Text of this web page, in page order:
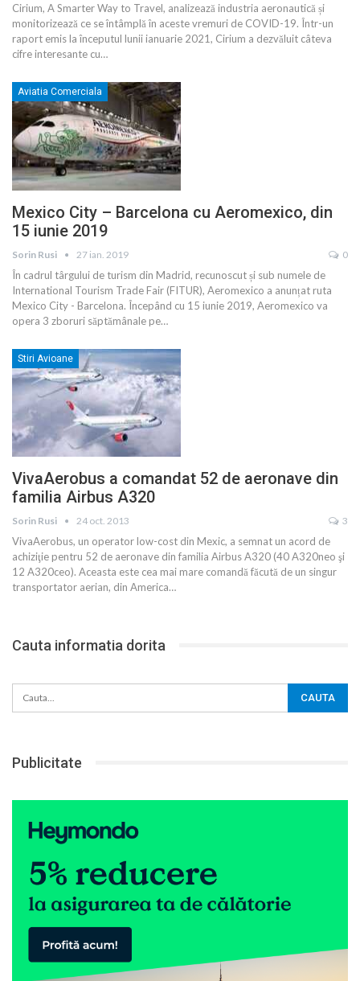
Cirium, A Smarter Way to Travel, analizează industria aeronautică și
monitorizează ce se întâmplă în aceste vremuri de COVID-19. Într-un
raport emis la începutul lunii ianuarie 2021, Cirium a dezvăluit câteva
cifre interesante cu…
Aviatia Comerciala
Mexico City – Barcelona cu Aeromexico, din
15 iunie 2019
Sorin Rusi 27 ian. 2019 0
În cadrul târgului de turism din Madrid, recunoscut și sub numele de
International Tourism Trade Fair (FITUR), Aeromexico a anunțat ruta
Mexico City - Barcelona. Începând cu 15 iunie 2019, Aeromexico va
opera 3 zboruri săptămânale pe…
Stiri Avioane
VivaAerobus a comandat 52 de aeronave din
familia Airbus A320
Sorin Rusi 24 oct. 2013 3
VivaAerobus, un operator low-cost din Mexic, a semnat un acord de
achiziţie pentru 52 de aeronave din familia Airbus A320 (40 A320neo şi
12 A320ceo). Aceasta este cea mai mare comandă făcută de un singur
transportator aerian, din America…
Cauta informatia dorita
Publicitate